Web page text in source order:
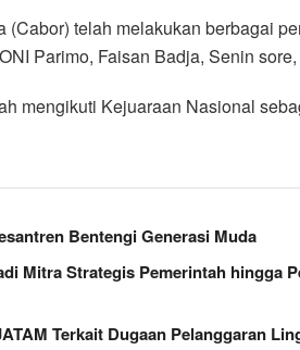
(Cabor) telah melakukan berbagai
Parimo, Faisan Badja, Senin
mengikuti Kejuaraan Nasional
Bentengi Generasi Muda
Mitra Strategis Pemerintah hingga
Terkait Dugaan Pelanggaran